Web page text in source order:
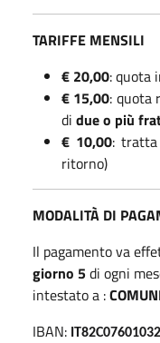
TARIFFE MENSILI
€ 20,00: quota
€ 15,00: quota
di due o più
€ 10,00: tratta
ritorno)
MODALITÀ DI
Il pagamento va
giorno 5di ogni
intestato a :
IBAN: